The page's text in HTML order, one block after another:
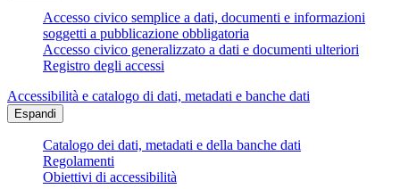
Accesso civico semplice a dati, documenti e informazioni
soggetti a pubblicazione obbligatoria
Accesso civico generalizzato a dati e documenti ulteriori
Registro degli accessi
Accessibilità e catalogo di dati, metadati e banche dati
Espandi
Catalogo dei dati, metadati e della banche dati
Regolamenti
Obiettivi di accessibilità